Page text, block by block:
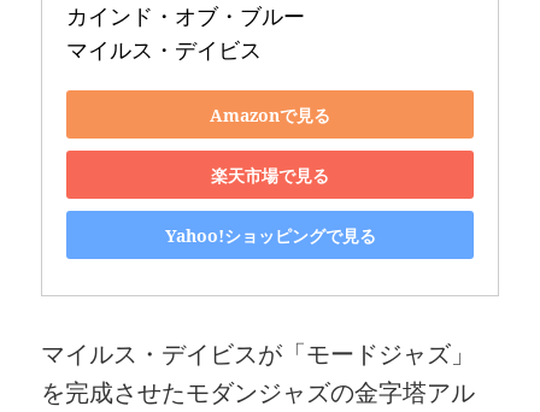
カインド・オブ・ブルー
マイルス・デイビス
Amazonで見る
楽天市場で見る
Yahoo!ショッピングで見る
マイルス・デイビスが「モードジャズ」
を完成させたモダンジャズの金字塔アル